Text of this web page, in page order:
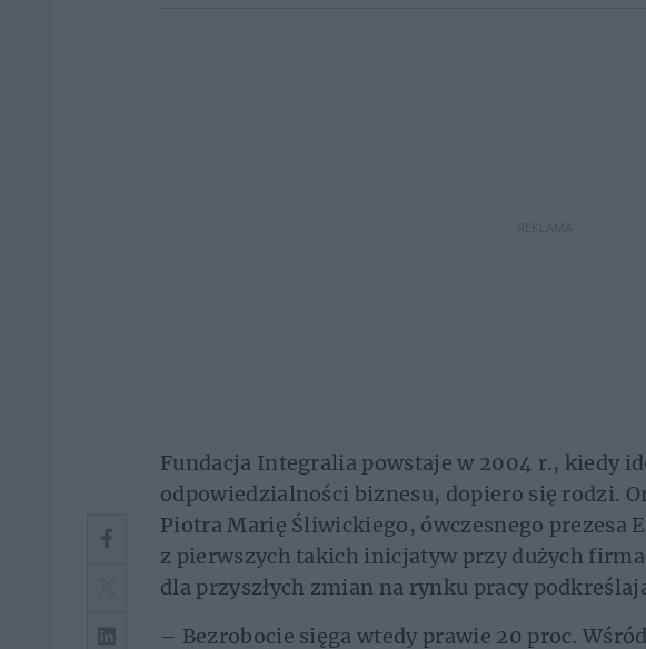
REKLAMA
Fundacja Integralia powstaje w 2004 r., kiedy
odpowiedzialności biznesu, dopiero się rodzi.
Piotra Marię Śliwickiego, ówczesnego prezesa
z pierwszych takich inicjatyw przy dużych
dla przyszłych zmian na rynku pracy
– Bezrobocie sięga wtedy prawie 20 proc.